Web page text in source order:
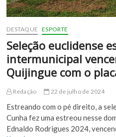
DESTAQUE ESPORTE
Seleção euclidense
intermunicipal
Quijingue com o
Redação 22 de julho de 2024
Estreando com o pé direito, a
Cunha fez uma estreou nesse
Ednaldo Rodrigues 2024,